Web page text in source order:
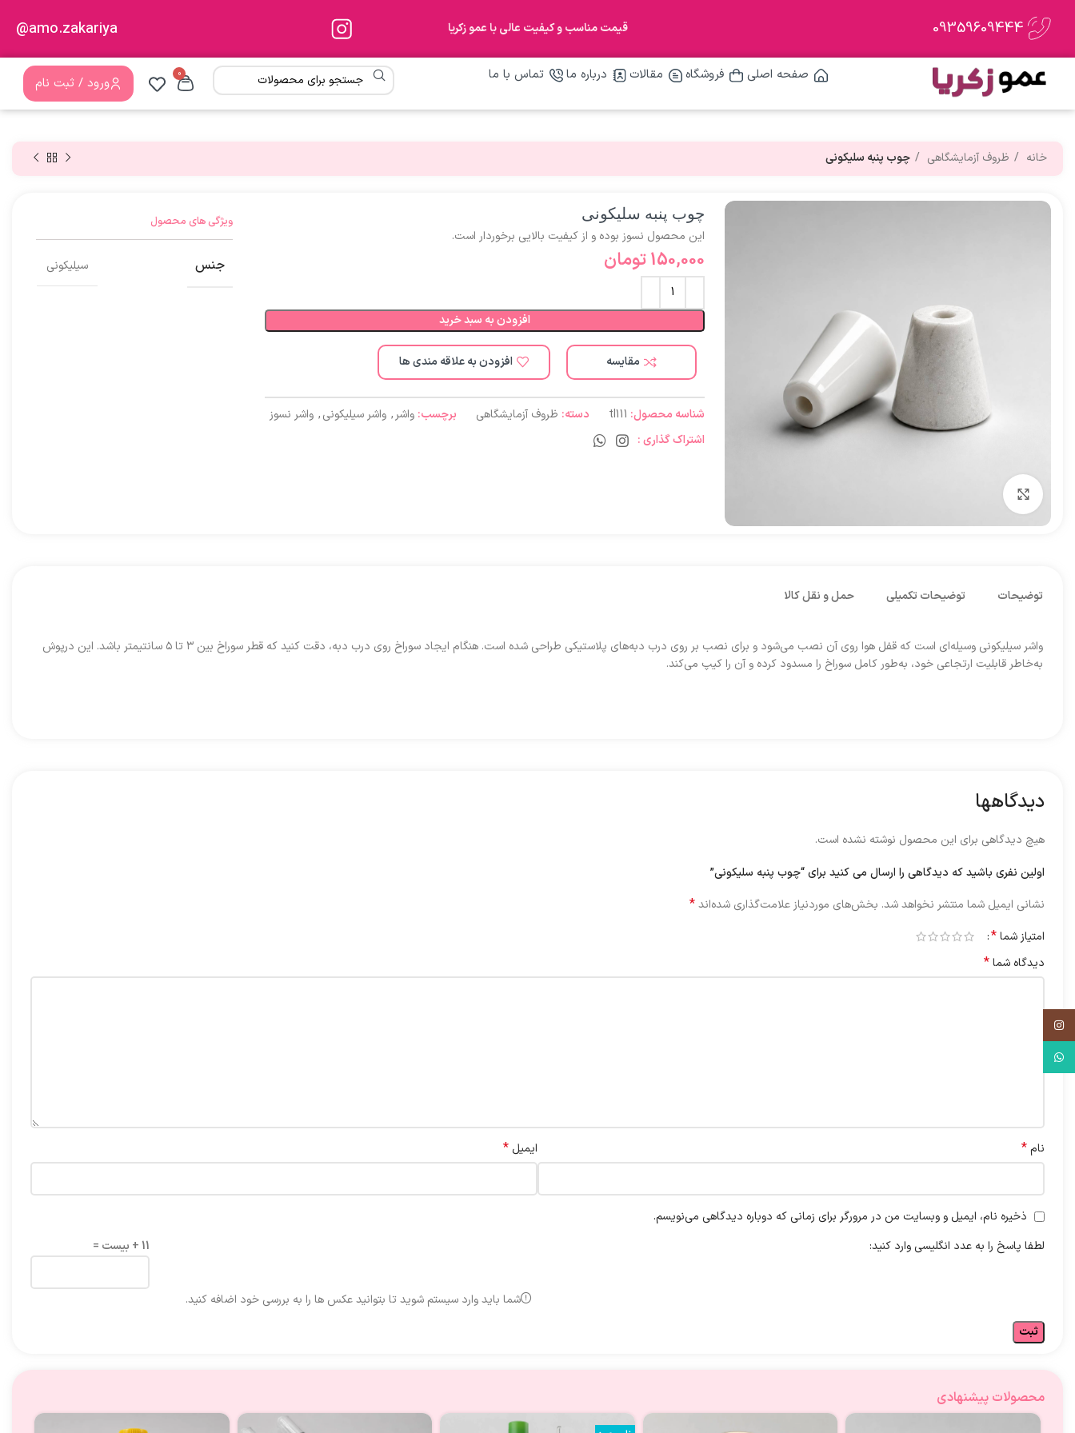
09359609444 قیمت مناسب و کیفیت عالی با عمو زکریا amo.zakariya@
صفحه اصلی فروشگاه مقالات درباره ما تماس با ما 0
ورود / ثبت نام
خانه ظروف آزمایشگاهی چوب پنبه سلیکونی
چوب پنبه سلیکونی
این محصول نسوز بوده و از کیفیت بالایی برخوردار است.
150,000تومان
افزودن به سبد خرید
مقایسه افزودن به علاقه مندی ها
شناسه محصول: tl111 دسته: ظروف آزمایشگاهی برچسب: واشر , واشر سیلیکونی, واشر نسوز
اشتراک گذاری :
ویژگی های محصول
جنس سیلیکونی
توضیحات توضیحات تکمیلی حمل و نقل کالا
واشر سیلیکونی وسیله‌ای است که قفل هوا روی آن نصب می‌شود و برای نصب بر روی درب دبه‌های پلاستیکی طراحی شده است. هنگام ایجاد سوراخ روی درب دبه، دقت کنید که قطر سوراخ بین ۳ تا ۵ سانتیمتر باشد. این درپوش
به‌خاطر قابلیت ارتجاعی خود، به‌طور کامل سوراخ را مسدود کرده و آن را کیپ می‌کند.
دیدگاهها
هیچ دیدگاهی برای این محصول نوشته نشده است.
اولین نفری باشید که دیدگاهی را ارسال می کنید برای “چوب پنبه سلیکونی”
نشانی ایمیل شما منتشر نخواهد شد. بخش‌های موردنیاز علامت‌گذاری شده‌اند*
امتیاز شما*
دیدگاه شما*
نام* ایمیل *
ذخیره نام، ایمیل و وبسایت من در مرورگر برای زمانی که دوباره دیدگاهی می‌نویسم.
لطفا پاسخ را به عدد انگلیسی وارد کنید:
11 + بیست =
شما باید وارد سیستم شوید تا بتوانید عکس ها را به بررسی خود اضافه کنید.
محصولات پیشنهادی